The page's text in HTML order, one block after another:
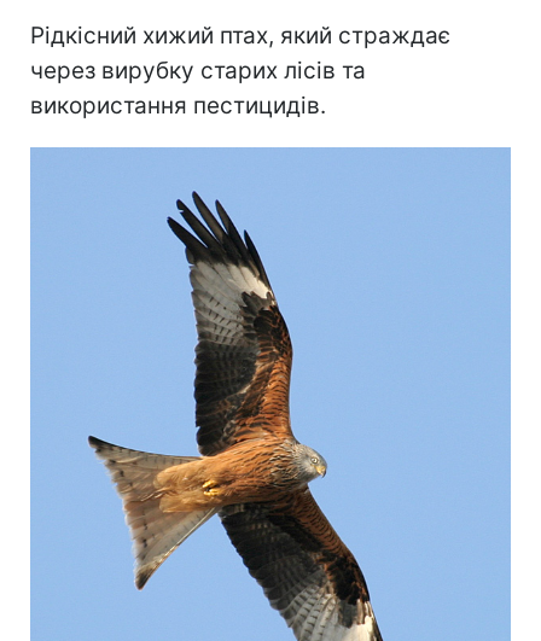
Рідкісний хижий птах, який страждає
через вирубку старих лісів та
використання пестицидів.